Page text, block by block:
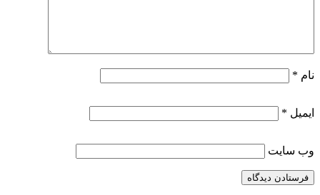
نام *
ایمیل *
وب‌ سایت